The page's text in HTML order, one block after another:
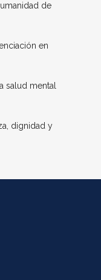
de
en
salud mental
dignidad y